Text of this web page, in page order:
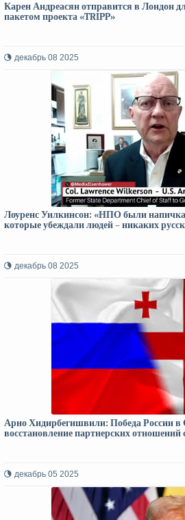
Карен Андреасян отправится в Лондон
пакетом проекта «TRIPP»
декабрь 08 2025
Лоуренс Уилкинсон: «НПО были
которые убеждали людей – никаких
декабрь 08 2025
Арно Хидирбегишвили: Победа России
восстановление партнерских отношений
декабрь 05 2025